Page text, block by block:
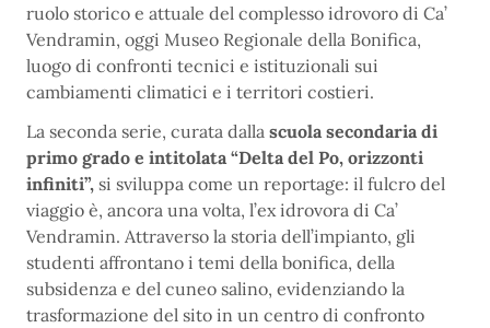
ruolo storico e attuale del complesso idrovoro di Ca’
Vendramin, oggi Museo Regionale della Bonifica,
luogo di confronti tecnici e istituzionali sui
cambiamenti climatici e i territori costieri.
La seconda serie, curata dalla scuola secondaria di
primo grado e intitolata “Delta del Po, orizzonti
infiniti”, si sviluppa come un reportage: il fulcro del
viaggio è, ancora una volta, l’ex idrovora di Ca’
Vendramin. Attraverso la storia dell’impianto, gli
studenti affrontano i temi della bonifica, della
subsidenza e del cuneo salino, evidenziando la
trasformazione del sito in un centro di confronto